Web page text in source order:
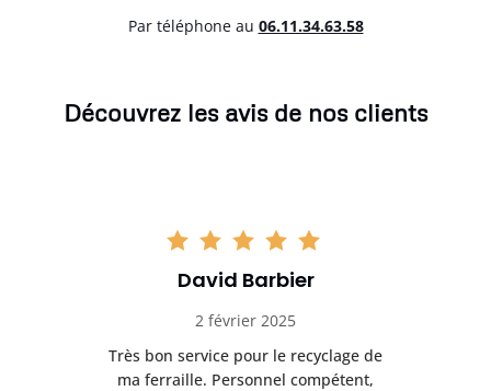
Par téléphone au 06.11.34.63.58
Découvrez les avis de nos clients
David Barbier
2 février 2025
Très bon service pour le recyclage de
ma ferraille. Personnel compétent,